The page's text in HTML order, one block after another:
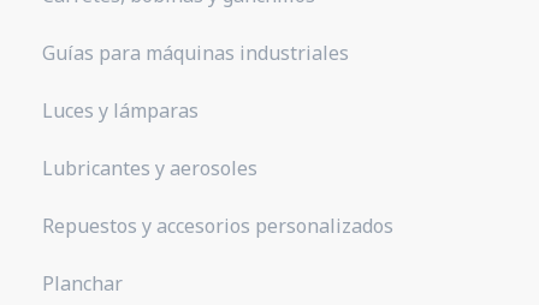
Guías para máquinas industriales
Luces y lámparas
Lubricantes y aerosoles
Repuestos y accesorios personalizados
Planchar